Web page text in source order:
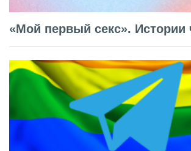
«Мой первый секс». Истории